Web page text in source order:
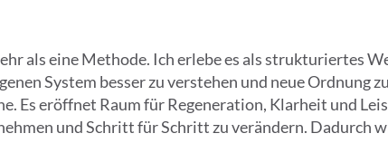
als eine Methode. Ich erlebe es als strukturiertes
System besser zu verstehen und neue Ordnung
Es eröffnet Raum für Regeneration, Klarheit und
und Schritt für Schritt zu verändern. Dadurch